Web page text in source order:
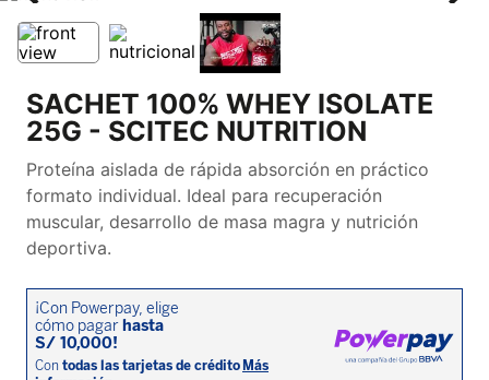
SACHET 100% WHEY ISOLATE
25G - SCITEC NUTRITION
Proteína aislada de rápida absorción en práctico
formato individual. Ideal para recuperación
muscular, desarrollo de masa magra y nutrición
deportiva.